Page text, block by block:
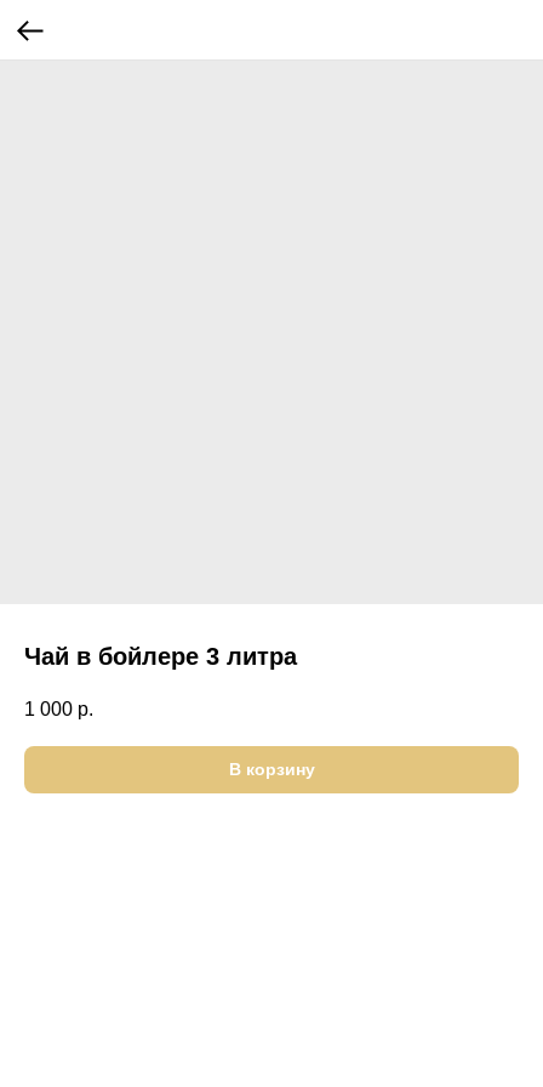
Чай в бойлере 3 литра
1 000 р.
В корзину